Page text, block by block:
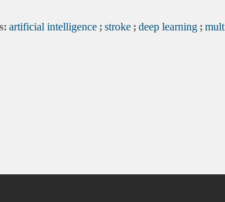
artificial intelligence ; stroke ; deep learning ;